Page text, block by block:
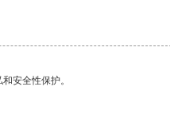
安全性保护。